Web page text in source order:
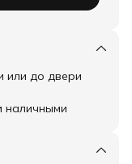
или до двери
наличными